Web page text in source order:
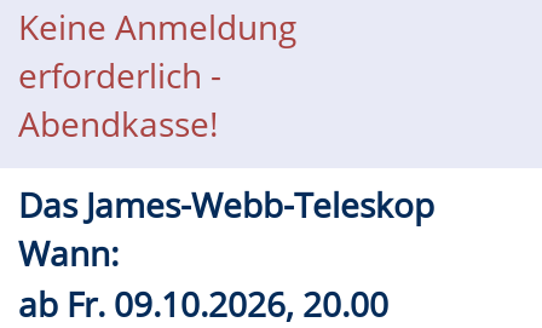
Keine Anmeldung
erforderlich -
Abendkasse!
Das James-Webb-Teleskop
Wann:
ab Fr. 09.10.2026, 20.00